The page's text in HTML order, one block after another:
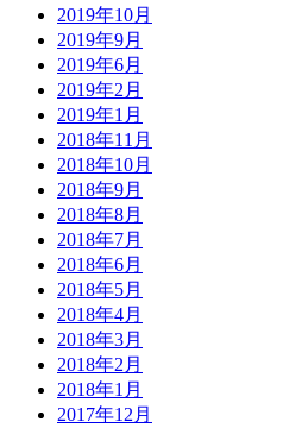
2019年10月
2019年9月
2019年6月
2019年2月
2019年1月
2018年11月
2018年10月
2018年9月
2018年8月
2018年7月
2018年6月
2018年5月
2018年4月
2018年3月
2018年2月
2018年1月
2017年12月